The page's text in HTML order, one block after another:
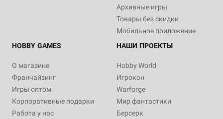
Архивные игры
Товары без скидки
Мобильное приложение
HOBBY GAMES
О магазине
Франчайзинг
Игры оптом
Корпоративные подарки
Работа у нас
НАШИ ПРОЕКТЫ
Hobby World
Игрокон
Warforge
Мир фантастики
Берсерк